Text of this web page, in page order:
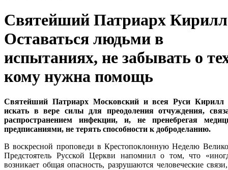
Святейший Патриарх
Оставаться людьми в
испытаниях, не забывать о
кому нужна помощь
Святейший Патриарх Московский и всея Руси Кирилл
искать в вере силы для преодоления отчуждения,
распространением инфекции, и, не пренебрегая
предписаниями, не терять способности к доброделанию.
В воскресной проповеди в Крестопоклонную Неделю
Предстоятель Русской Церкви напомнил о том, что
возникает общая опасность, разрушаются человеческие